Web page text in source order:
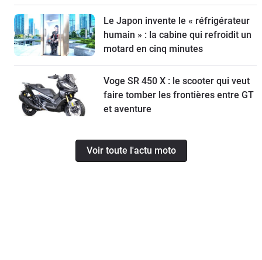
Le Japon invente le « réfrigérateur
humain » : la cabine qui refroidit un
motard en cinq minutes
Voge SR 450 X : le scooter qui veut
faire tomber les frontières entre GT
et aventure
Voir toute l'actu moto